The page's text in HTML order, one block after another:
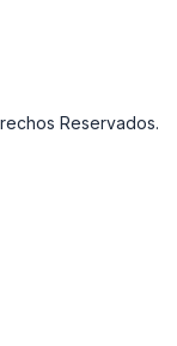
Reservados.